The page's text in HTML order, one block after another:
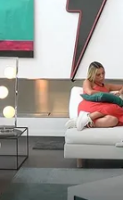
Baila
19 ABR
Sigue
Álvaro se
decisión